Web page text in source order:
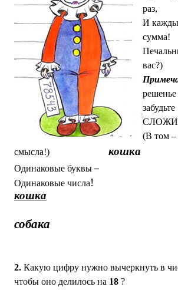
раз,
И
сумма!
вас?)
решенье
(В том –
смысла!) кошка
Одинаковые буквы
Одинаковые числа
кошка
2. Какую цифру нужно вычеркнуть в
чтобы оно делилось на 18 ?